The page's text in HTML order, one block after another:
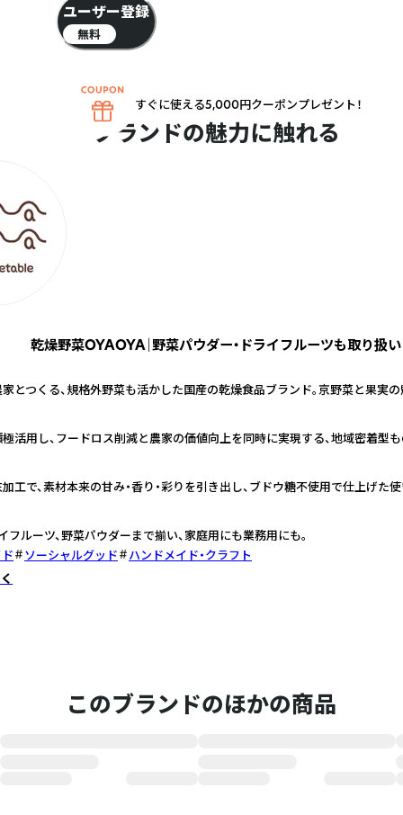
ブランドの魅力に触れる
乾燥野菜OYAOYA｜野菜パウダー・ドライフルーツも取り扱い
とつくる、規格外野菜も活かした国産の乾燥食品ブランド。京野菜と果実の
活用し、フードロス削減と農家の価値向上を同時に実現する、地域密着型も
工で、素材本来の甘み・香り・彩りを引き出し、ブドウ糖不使用で仕上げた
フルーツ、野菜パウダーまで揃い、家庭用にも業務用にも。
ソーシャルグッド
ハンドメイド・クラフト
このブランドのほかの商品
ユーザー登録
無料
すぐに使える5,000円クーポンプレゼント！